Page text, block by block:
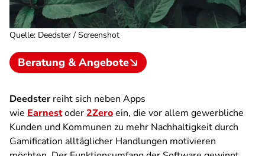
Quelle: Deedster / Screenshot
Beratung & Angebote
Deedsterreiht sich neben Apps
wie Earnestoder 2Zeroein, die vor allem gewerbliche
Kunden und Kommunen zu mehr Nachhaltigkeit durch
Gamification alltäglicher Handlungen motivieren